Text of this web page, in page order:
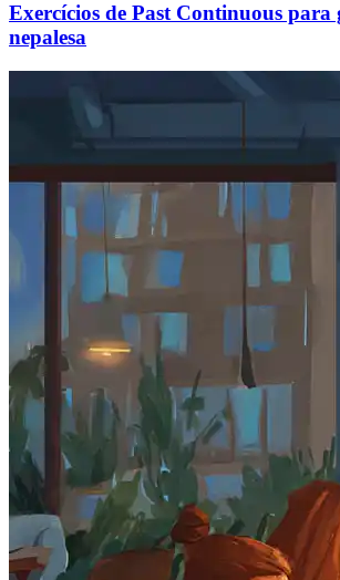
Exercícios de Past Continuous para
nepalesa